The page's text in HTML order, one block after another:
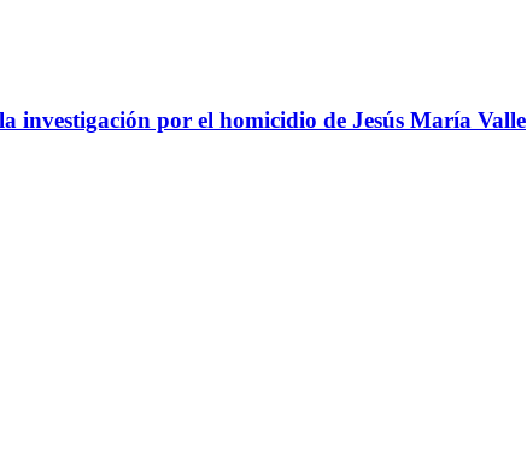
investigación por el homicidio de Jesús María Valle